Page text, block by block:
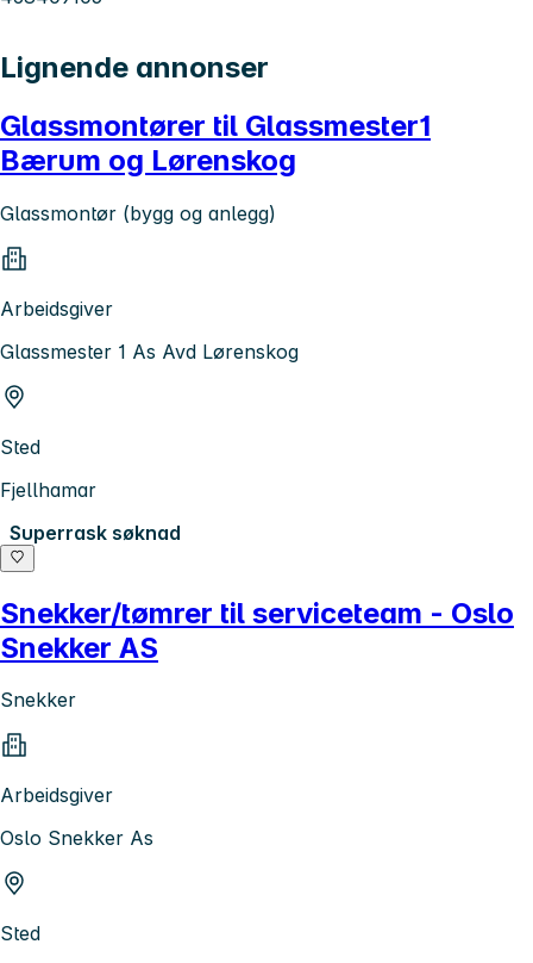
Lignende annonser
Glassmontører til Glassmester1
Bærum og Lørenskog
Glassmontør (bygg og anlegg)
Arbeidsgiver
Glassmester 1 As Avd Lørenskog
Sted
Fjellhamar
Superrask søknad
Snekker/tømrer til serviceteam - Oslo
Snekker AS
Snekker
Arbeidsgiver
Oslo Snekker As
Sted